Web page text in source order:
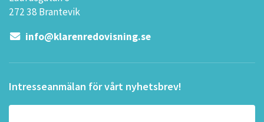
272 38 Brantevik
info@klarenredovisning.se
Intresseanmälan för vårt nyhetsbrev!